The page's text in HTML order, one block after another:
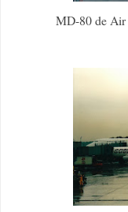
MD-80 de Air